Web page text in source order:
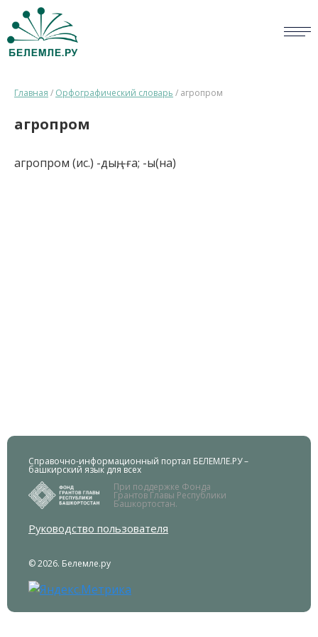
ОПРОС
СПРАВКА
Главная / Орфографический словарь / агропром
агропром
агропром (ис.) -дың, -ға; -ы(на)
Справочно-информационный портал БЕЛЕМЛЕ.РУ –
башкирский язык для всех
При поддержке Фонда
Грантов Главы Республики
Башкортостан.
Руководство пользователя
© 2026. Белемле.ру